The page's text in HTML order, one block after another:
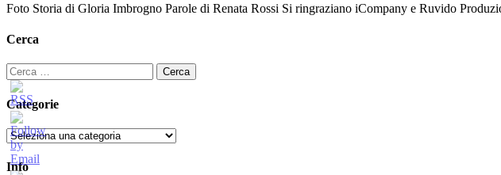
Foto Storia di Gloria Imbrogno Parole di Renata Rossi Si ringraziano iCompany e Ruvido
Cerca
Ricerca
per:
Categorie
Categorie
Info